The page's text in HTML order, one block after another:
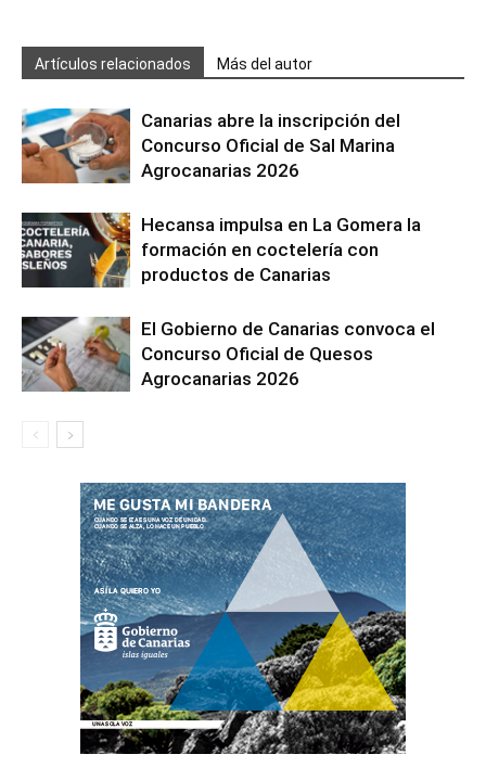
Artículos relacionados Más del autor
Canarias abre la inscripción del
Concurso Oficial de Sal Marina
Agrocanarias 2026
Hecansa impulsa en La Gomera la
formación en coctelería con
productos de Canarias
El Gobierno de Canarias convoca el
Concurso Oficial de Quesos
Agrocanarias 2026